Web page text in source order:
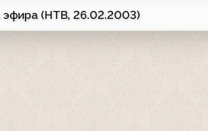
эфира (НТВ, 26.02.2003)